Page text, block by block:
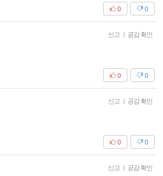
0
0
신고 | 공감 확인
0
0
신고 | 공감 확인
0
0
신고 | 공감 확인